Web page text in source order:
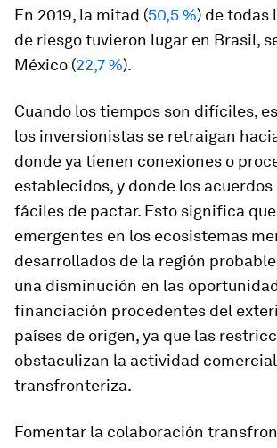
En 2019, la mitad (50,5 %) de todas
de riesgo tuvieron lugar en Brasil,
México (22,7 %).
Cuando los tiempos son difíciles,
los inversionistas se retraigan
donde ya tienen conexiones o
establecidos, y donde los acuerdos
fáciles de pactar. Esto significa
emergentes en los ecosistemas
desarrollados de la región
una disminución en las
financiación procedentes del
países de origen, ya que las
obstaculizan la actividad comercial
transfronteriza.
Fomentar la colaboración